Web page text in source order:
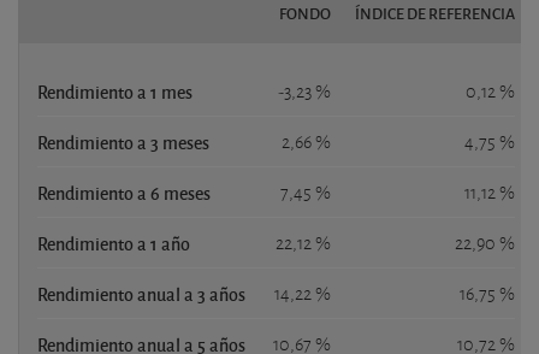
FONDO ÍNDICE DE REFERENCIA
Rendimiento a 1 mes -3,23 % 0,12 %
Rendimiento a 3 meses 2,66 % 4,75 %
Rendimiento a 6 meses 7,45 % 11,12 %
Rendimiento a 1 año 22,12 % 22,90 %
Rendimiento anual a 3 años 14,22 % 16,75 %
Rendimiento anual a 5 años 10,67 % 10,72 %